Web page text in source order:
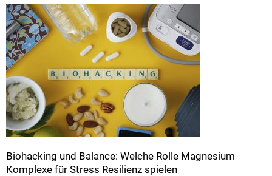
Biohacking und Balance: Welche Rolle Magnesium
Komplexe für Stress Resilienz spielen